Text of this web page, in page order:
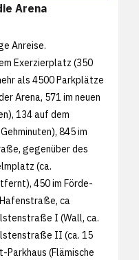
Arena
Anreise.
Exerzierplatz (350
als 4500 Parkplätze
Arena, 571 im neuen
134 auf dem
845 im
gegenüber des
(ca.
450 im Förde-
ca
I (Wall, ca.
II (ca. 15
Parkhaus (Flämische